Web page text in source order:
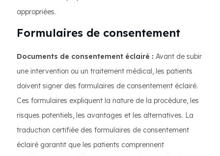
appropriées.
Formulaires de consentement
Documents de consentement éclairé : Avant de subir
une intervention ou un traitement médical, les patients
doivent signer des formulaires de consentement éclairé.
Ces formulaires expliquent la nature de la procédure, les
risques potentiels, les avantages et les alternatives. La
traduction certifiée des formulaires de consentement
éclairé garantit que les patients comprennent